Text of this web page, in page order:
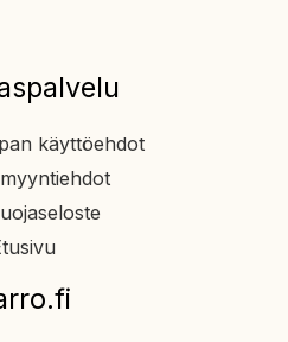
käyttöehdot